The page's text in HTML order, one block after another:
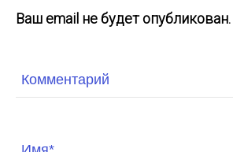
Ваш email не будет опубликован.